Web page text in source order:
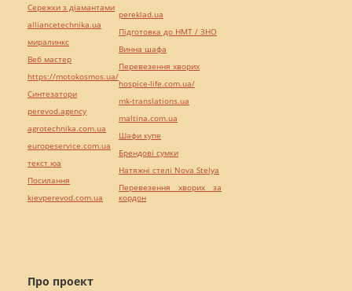
Про проект
Сережки з діамантами
alliancetechnika.ua
миралинкс
Веб мастер
https://motokosmos.ua/
Синтезатори
perevod.agency
agrotechnika.com.ua
europeservice.com.ua
текст юа
Посилання
kievperevod.com.ua
pereklad.ua
Підготовка до НМТ / ЗНО
Винна шафа
Перевезення хворих
hospice-life.com.ua/
mk-translations.ua
maltina.com.ua
Шафи купе
Брендові сумки
Натяжні стелі Nova Stelya
Перевезення хворих за
кордон